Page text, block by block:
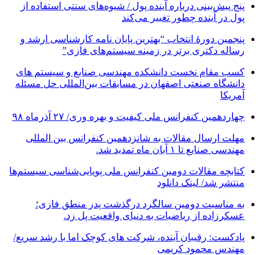
پنج پیش‌بینی درباره آینده پول / شیوه‌های سنتی استفاده از
پول در آینده چطور تغییر می‌کند
پنجمین دورۀ انتخاب “بهترین پایان ­نامه کارشناسی­ ارشد و
رساله دکتری برتر در زمینه سیستم‌های فازی”
کسب مقام نخست دانشکده مهندسی صنایع و سیستم های
دانشگاه صنعتی اصفهان در مسابقات بین‌المللی حل مسئله
آمریکا
چهاردهمین کنفرانس ملی کیفیت و بهره وری/ ۲۷ آذرماه ۹۸
مهلت ارسال مقالات به شانزدهمین کنفرانس بین المللی
مهندسی صنایع تا ۱ آبان ماه تمدید شد.
کتابچه مقالات دومین کنفرانس ملی پویایی‌شناسی سیستم‌ها
منتشر شد/ لینک دانلود
به مناسبت دومین سالگرد درگذشت پدر منطق فازی؛
عسکرزاده از ریاضیات به دنیای واقعیت پل زد.
پادکست: رقیبان آینده، شرکت های کوچک اما با رشد سریع/
مهندس محمود کریمی